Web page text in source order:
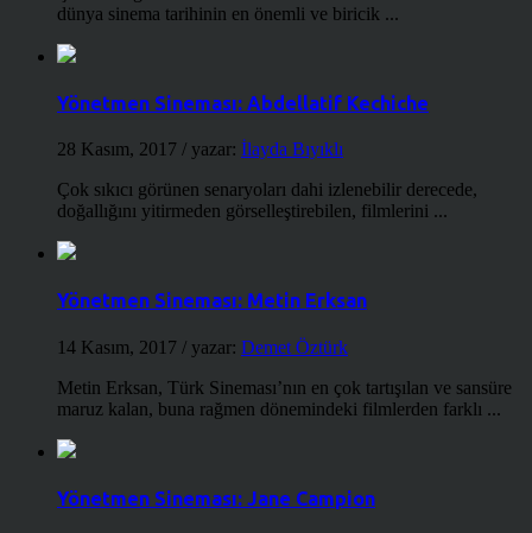
dünya sinema tarihinin en önemli ve biricik ...
Yönetmen Sineması: Abdellatif Kechiche
28 Kasım, 2017 / yazar: İlayda Bıyıklı
Çok sıkıcı görünen senaryoları dahi izlenebilir derecede,
doğallığını yitirmeden görselleştirebilen, filmlerini ...
Yönetmen Sineması: Metin Erksan
14 Kasım, 2017 / yazar: Demet Öztürk
Metin Erksan, Türk Sineması’nın en çok tartışılan ve sansüre
maruz kalan, buna rağmen dönemindeki filmlerden farklı ...
Yönetmen Sineması: Jane Campion